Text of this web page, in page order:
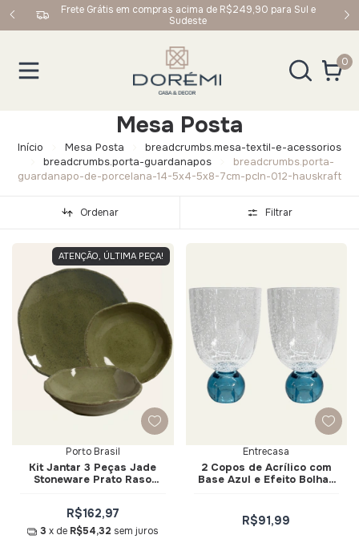
Frete Grátis em compras acima de R$249,90 para Sul e
Sudeste
0
Mesa Posta
Início Mesa Posta
breadcrumbs.mesa-textil-e-acessorios
breadcrumbs.porta-guardanapos
breadcrumbs.porta-
guardanapo-de-porcelana-14-5x4-5x8-7cm-pcln-012-hauskraft
Ordenar Filtrar
ATENÇÃO, ÚLTIMA PEÇA!
Porto Brasil
Kit Jantar 3 Peças Jade
Stoneware Prato Raso
R$162,97
3 x de R$54,32 sem juros
Entrecasa
2 Copos de Acrílico com
Base Azul e Efeito Bolhas
R$91,99